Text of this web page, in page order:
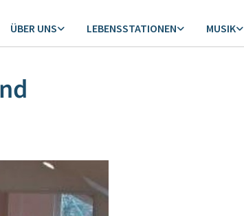
ÜBER UNS LEBENSSTATIONEN MUSIK